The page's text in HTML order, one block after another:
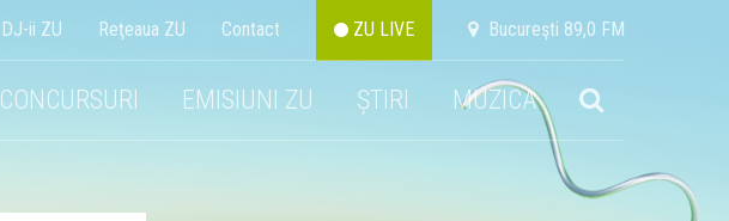
DJ-ii ZU Reţeaua ZU Contact ZU LIVE Bucureşti 89,0 FM
CONCURSURI EMISIUNI ZU ȘTIRI MUZICA